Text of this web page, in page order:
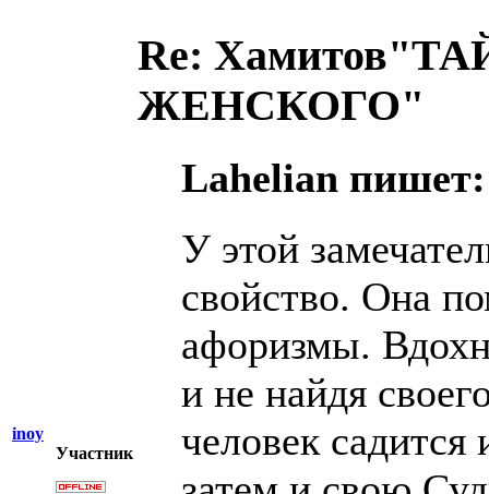
inoy
Участник
Re:
ЖЕНСКОГО"
Lahelian пишет:
У этой
свойство. Она
афоризмы.
и не найдя
человек